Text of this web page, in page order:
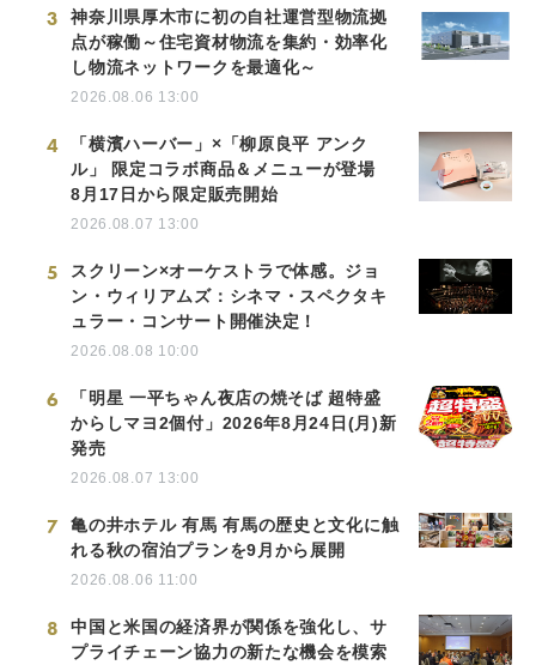
3
神奈川県厚木市に初の自社運営型物流拠
点が稼働～住宅資材物流を集約・効率化
し物流ネットワークを最適化～
2026.08.06 13:00
4
「横濱ハーバー」×「柳原良平 アンク
ル」 限定コラボ商品＆メニューが登場
8月17日から限定販売開始
2026.08.07 13:00
5
スクリーン×オーケストラで体感。ジョ
ン・ウィリアムズ：シネマ・スペクタキ
ュラー・コンサート開催決定！
2026.08.08 10:00
6
「明星 一平ちゃん夜店の焼そば 超特盛
からしマヨ2個付」2026年8月24日(月)新
発売
2026.08.07 13:00
7
亀の井ホテル 有馬 有馬の歴史と文化に触
れる秋の宿泊プランを9月から展開
2026.08.06 11:00
8
中国と米国の経済界が関係を強化し、サ
プライチェーン協力の新たな機会を模索